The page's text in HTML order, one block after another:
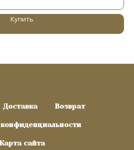
Купить
Доставка Возврат
Карта сайта